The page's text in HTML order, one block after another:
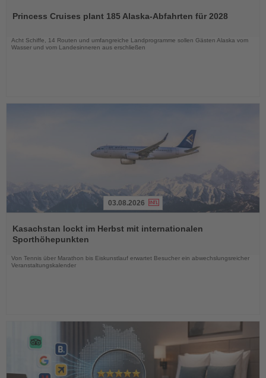
diePrincess Cruises plant 185 Alaska-Abfahrten für 2028
Acht Schiffe, 14 Routen und umfangreiche Landprogramme sollen Gästen Alaska vom
Wasser und vom Landesinneren aus erschließen
Sie
die
Nachrichten
03.08.2026
Kasachstan lockt im Herbst mit internationalen
Sporthöhepunkten
Von Tennis über Marathon bis Eiskunstlauf erwartet Besucher ein abwechslungsreicher
Veranstaltungskalender